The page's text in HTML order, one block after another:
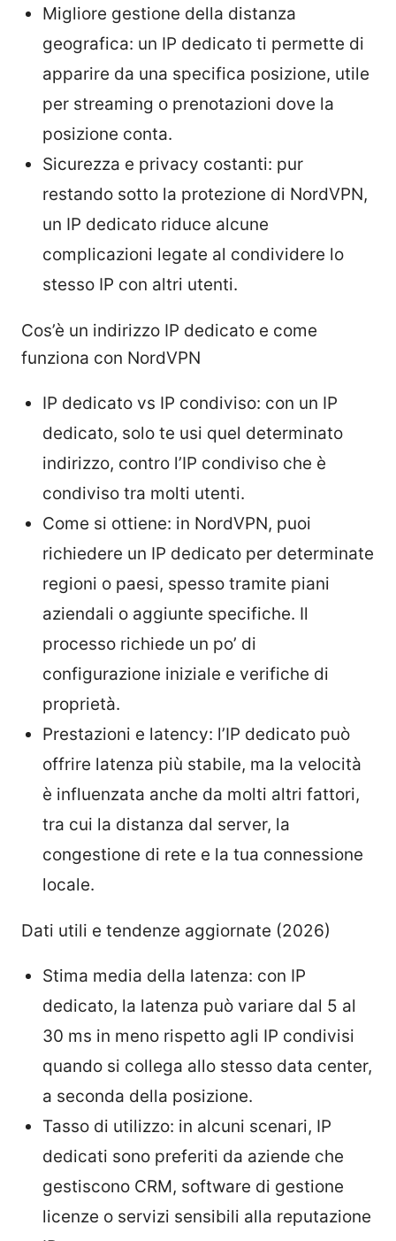
Migliore gestione della distanza
geografica: un IP dedicato ti permette di
apparire da una specifica posizione, utile
per streaming o prenotazioni dove la
posizione conta.
Sicurezza e privacy costanti: pur
restando sotto la protezione di NordVPN,
un IP dedicato riduce alcune
complicazioni legate al condividere lo
stesso IP con altri utenti.
Cos’è un indirizzo IP dedicato e come
funziona con NordVPN
IP dedicato vs IP condiviso: con un IP
dedicato, solo te usi quel determinato
indirizzo, contro l’IP condiviso che è
condiviso tra molti utenti.
Come si ottiene: in NordVPN, puoi
richiedere un IP dedicato per determinate
regioni o paesi, spesso tramite piani
aziendali o aggiunte specifiche. Il
processo richiede un po’ di
configurazione iniziale e verifiche di
proprietà.
Prestazioni e latency: l’IP dedicato può
offrire latenza più stabile, ma la velocità
è influenzata anche da molti altri fattori,
tra cui la distanza dal server, la
congestione di rete e la tua connessione
locale.
Dati utili e tendenze aggiornate (2026)
Stima media della latenza: con IP
dedicato, la latenza può variare dal 5 al
30 ms in meno rispetto agli IP condivisi
quando si collega allo stesso data center,
a seconda della posizione.
Tasso di utilizzo: in alcuni scenari, IP
dedicati sono preferiti da aziende che
gestiscono CRM, software di gestione
licenze o servizi sensibili alla reputazione